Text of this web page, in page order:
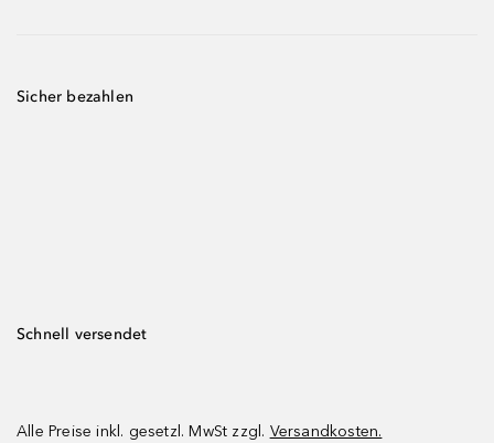
Sicher bezahlen
Schnell versendet
Alle Preise inkl. gesetzl. MwSt zzgl. Versandkosten.